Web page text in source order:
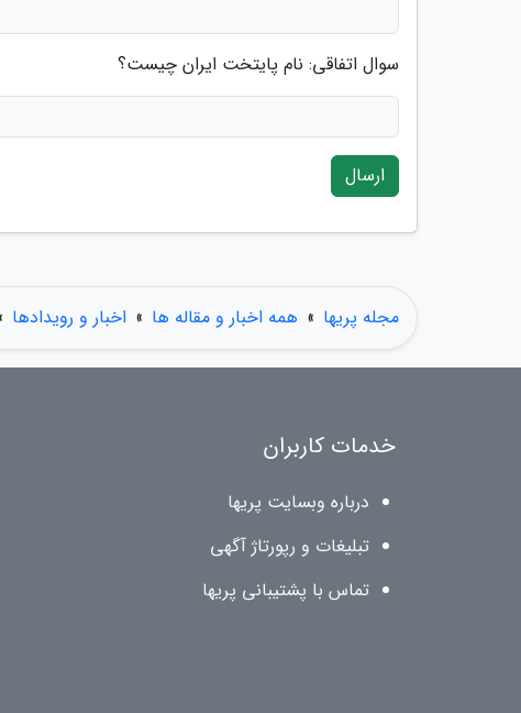
سوال اتفاقی: نام پایتخت ایران چیست؟
ارسال
مجله پریها » همه اخبار و مقاله ها » اخبار و رویدادها
خدمات کاربران
درباره وبسایت پریها
تبلیغات و رپورتاژ آگهی
تماس با پشتیبانی پریها